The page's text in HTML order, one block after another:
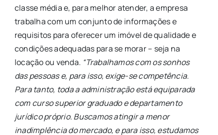
classe média e, para melhor atender, a empresa
trabalha com um conjunto de informações e
requisitos para oferecer um imóvel de qualidade e
condições adequadas para se morar – seja na
locação ou venda. “Trabalhamos com os sonhos
das pessoas e, para isso, exige-se competência.
Para tanto, toda a administração está equiparada
com curso superior graduado e departamento
jurídico próprio. Buscamos atingir a menor
inadimplência do mercado, e para isso, estudamos